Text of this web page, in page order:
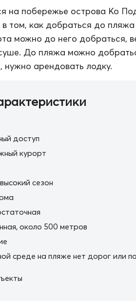
на побережье острова Ко
том, как добраться до
можно до него добраться,
До пляжа можно
нужно арендовать лодку.
доступ
курорт
сезон
около 500 метров
среде на пляже нет дорог или